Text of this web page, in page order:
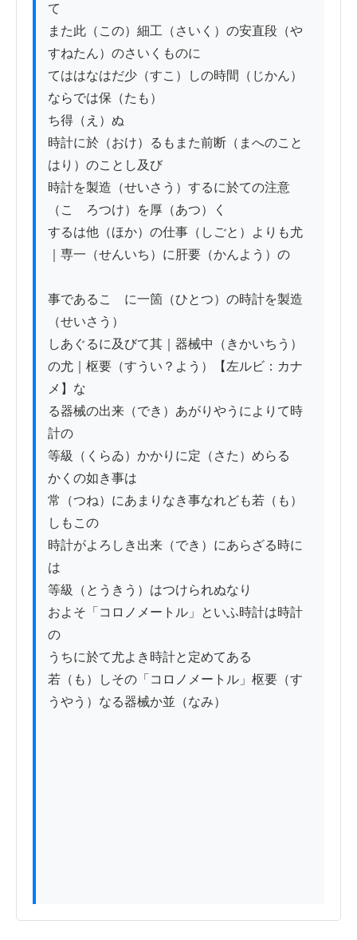
て
また此（この）細工（さいく）の安直段（や
すねたん）のさいくものに
てははなはだ少（すこ）しの時間（じかん）
ならでは保（たも）
ち得（え）ぬ
時計に於（おけ）るもまた前断（まへのこと
はり）のことし及び
時計を製造（せいさう）するに於ての注意
（こゝろつけ）を厚（あつ）く
するは他（ほか）の仕事（しごと）よりも尤
｜専一（せんいち）に肝要（かんよう）の
事であるこゝに一箇（ひとつ）の時計を製造
（せいさう）
しあぐるに及びて其｜器械中（きかいちう）
の尤｜枢要（すうい？よう）【左ルビ：カナ
メ】な
る器械の出来（でき）あがりやうによりて時
計の
等級（くらゐ）かかりに定（さた）めらるゝ
かくの如き事は
常（つね）にあまりなき事なれども若（も）
しもこの
時計がよろしき出来（でき）にあらざる時に
は
等級（とうきう）はつけられぬなり
およそ「コロノメートル」といふ時計は時計
の
うちに於て尤よき時計と定めてある
若（も）しその「コロノメートル」枢要（す
うやう）なる器械か並（なみ）